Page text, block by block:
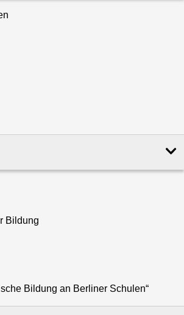
Bildung
Bildung an Berliner Schulen“